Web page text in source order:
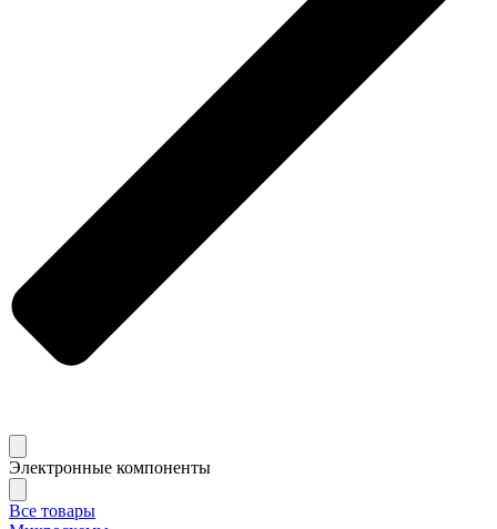
Электронные компоненты
Все товары